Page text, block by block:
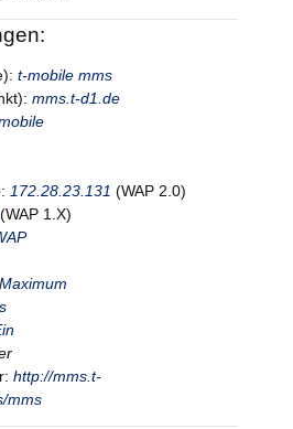
t-mobile mms
mms.t-d1.de
172.28.23.131 (WAP 2.0)
(WAP 1.X)
Maximum
http://mms.t-
mms